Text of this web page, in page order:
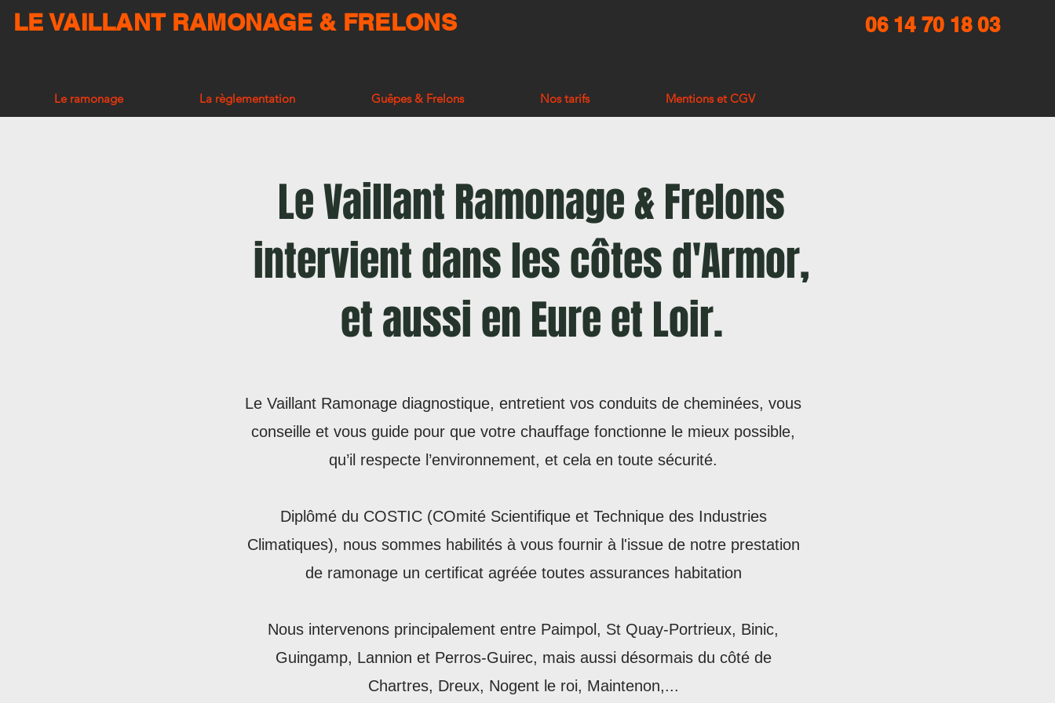
LE VAILLANT RAMONAGE & FRELONS 06 14 70 18 03
Le ramonage La règlementation Guêpes & Frelons Nos tarifs Mentions et CGV
Le Vaillant Ramonage & Frelons
intervient dans les côtes d'Armor,
et aussi en Eure et Loir.
​Le Vaillant Ramonage diagnostique, entretient vos conduits de cheminées, vous
conseille et vous guide pour que votre chauffage fonctionne le mieux possible,
qu’il respecte l’environnement, et cela en toute sécurité.
Diplômé du COSTIC (COmité Scientifique et Technique des Industries
Climatiques), nous sommes habilités à vous fournir à l'issue de notre prestation
de ramonage un certificat agréée toutes assurances habitation
Nous intervenons principalement entre Paimpol, St Quay-Portrieux, Binic,
Guingamp, Lannion et Perros-Guirec, mais aussi désormais du côté de
Chartres, Dreux, Nogent le roi, Maintenon,...